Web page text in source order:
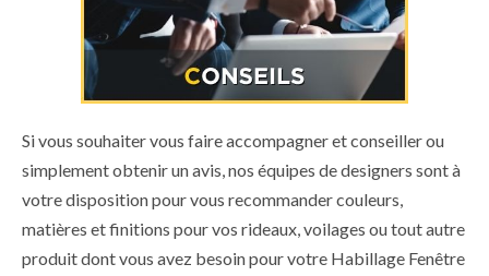
Si vous souhaiter vous faire accompagner et conseiller ou
simplement obtenir un avis, nos équipes de designers sont à
votre disposition pour vous recommander couleurs,
matières et finitions pour vos rideaux, voilages ou tout autre
produit dont vous avez besoin pour votre Habillage Fenêtre